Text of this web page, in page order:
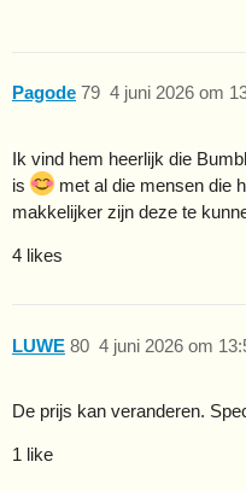
Pagode 4 juni 2026 om
79
Ik vind hem heerlijk die
is
met al die mensen die
makkelijker zijn deze te
4 likes
LUWE 4 juni 2026 om
80
De prijs kan veranderen.
1 like